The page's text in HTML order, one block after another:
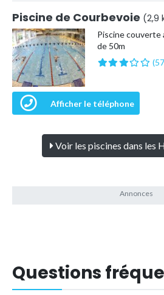
Piscine de Courbevoie (2,9
Piscine couverte
de 50m
Afficher le téléphone
Voir les piscines dans les
Questions